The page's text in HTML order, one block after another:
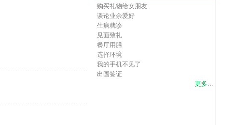
购买礼物给女朋友
谈论业余爱好
生病就诊
见面致礼
餐厅用膳
选择环境
我的手机不见了
出国签证
更多...